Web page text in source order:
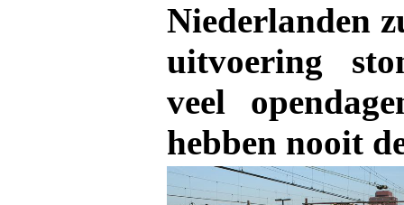
Niederlanden
uitvoering
veel
hebben nooit